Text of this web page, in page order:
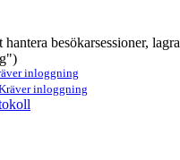
inloggning
inloggning
besökarsessioner, lagra